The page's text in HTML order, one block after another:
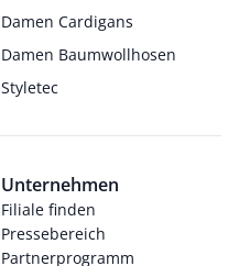
Damen Cardigans
Damen Baumwollhosen
Styletec
Unternehmen
Filiale finden
Pressebereich
Partnerprogramm